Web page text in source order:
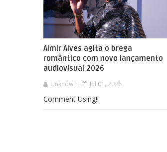
Almir Alves agita o brega
romântico com novo lançamento
audiovisual 2026
Unknown Jul 01, 2026
Comment Using!!